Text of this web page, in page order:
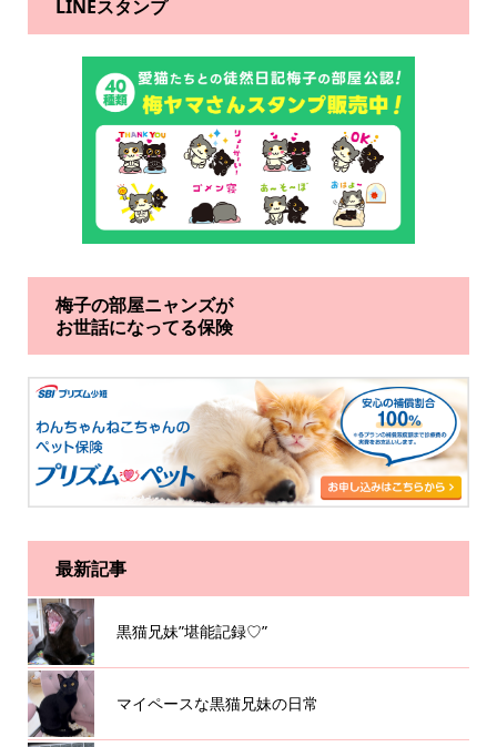
LINEスタンプ
梅子の部屋ニャンズが
お世話になってる保険
最新記事
黒猫兄妹”堪能記録♡”
マイペースな黒猫兄妹の日常